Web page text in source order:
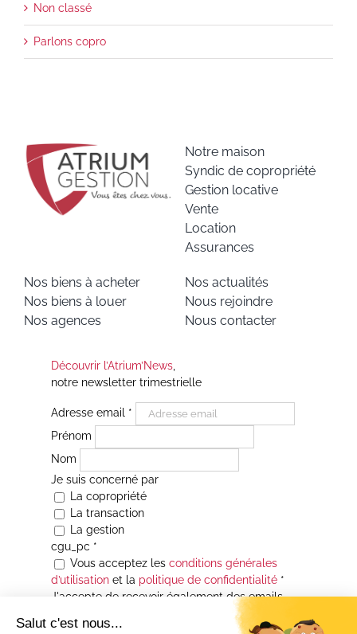
Non classé
Parlons copro
Notre maison
Syndic de copropriété
Gestion locative
Vente
Location
Assurances
Nos biens à acheter
Nos biens à louer
Nos agences
Nos actualités
Nous rejoindre
Nous contacter
Découvrir l’Atrium’News,
notre newsletter trimestrielle
Adresse email *
Prénom
Nom
Je suis concerné par
La copropriété
La transaction
La gestion
cgu_pc *
Vous acceptez les conditions générales
d’utilisationet la politique de confidentialité*
J'accepte de recevoir également des emails
Je souhaite être informé(e) de toutes les
actualités immobilières des agences de la